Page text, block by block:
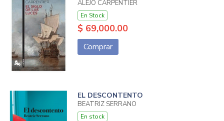
ALEJO CARPENTIER
En Stock
$ 69,000.00
Comprar
EL DESCONTENTO
BEATRIZ SERRANO
En stock